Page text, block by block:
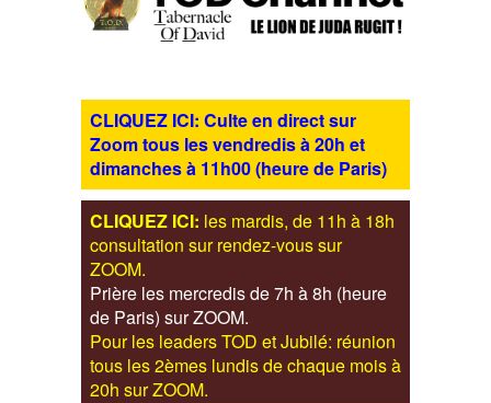
CLIQUEZ ICI: Culte en direct sur
Zoom tous les vendredis à 20h et
dimanches à 11h00 (heure de Paris)
CLIQUEZ ICI: les mardis, de 11h à 18h
consultation sur rendez-vous sur
ZOOM.
Prière les mercredis de 7h à 8h (heure
de Paris) sur ZOOM.
Pour les leaders TOD et Jubilé: réunion
tous les 2èmes lundis de chaque mois à
20h sur ZOOM.